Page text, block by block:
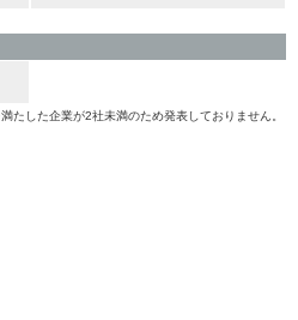
たした企業が2社未満のため発表しておりません。